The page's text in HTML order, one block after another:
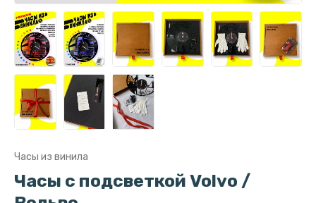
Часы из винила
Часы с подсветкой Volvo /